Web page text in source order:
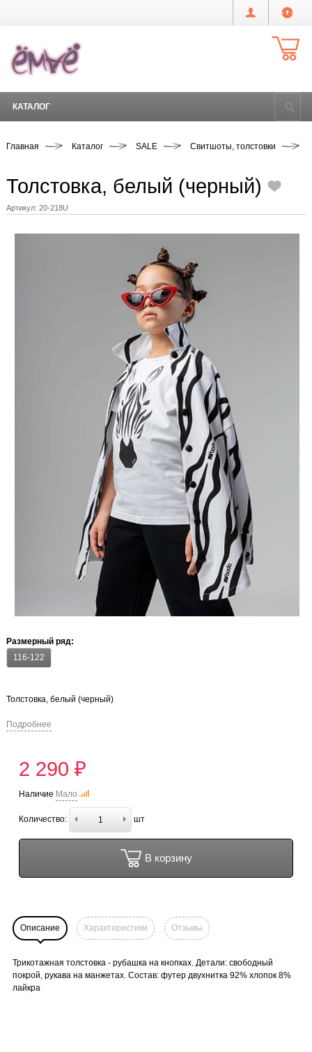
КАТАЛОГ
Главная Каталог SALE Свитшоты, толстовки
Толстовка, белый (черный)
Артикул: 20-218U
Размерный ряд:
116-122
Толстовка, белый (черный)
Подробнее
2 290 ₽
Наличие Мало
Количество: шт
В корзину
Описание Характеристики Отзывы
Трикотажная толстовка - рубашка на кнопках. Детали: свободный
покрой, рукава на манжетах. Состав: футер двухнитка 92% хлопок 8%
лайкра